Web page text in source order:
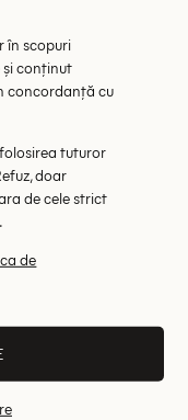
de
în scopuri
conținut
concordanță cu
tuturor
doar
de cele strict
de